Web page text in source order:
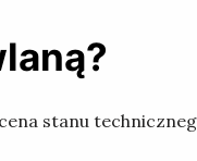
stanu